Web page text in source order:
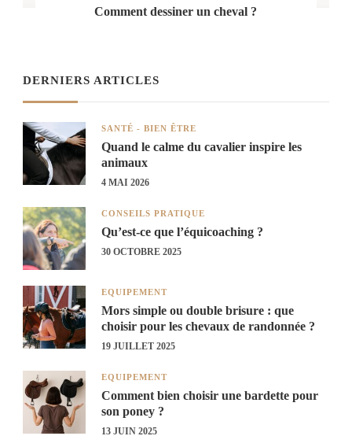
Comment dessiner un cheval ?
DERNIERS ARTICLES
SANTÉ - BIEN ÊTRE
Quand le calme du cavalier inspire les
animaux
4 MAI 2026
CONSEILS PRATIQUE
Qu’est-ce que l’équicoaching ?
30 OCTOBRE 2025
EQUIPEMENT
Mors simple ou double brisure : que
choisir pour les chevaux de randonnée ?
19 JUILLET 2025
EQUIPEMENT
Comment bien choisir une bardette pour
son poney ?
13 JUIN 2025